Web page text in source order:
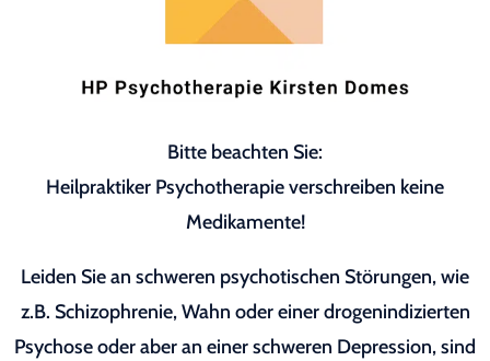
Bitte beachten Sie:
Heilpraktiker Psychotherapie verschreiben keine
Medikamente!
Leiden Sie an schweren psychotischen Störungen, wie
z.B. Schizophrenie, Wahn oder einer drogenindizierten
Psychose oder aber an einer schweren Depression, sind